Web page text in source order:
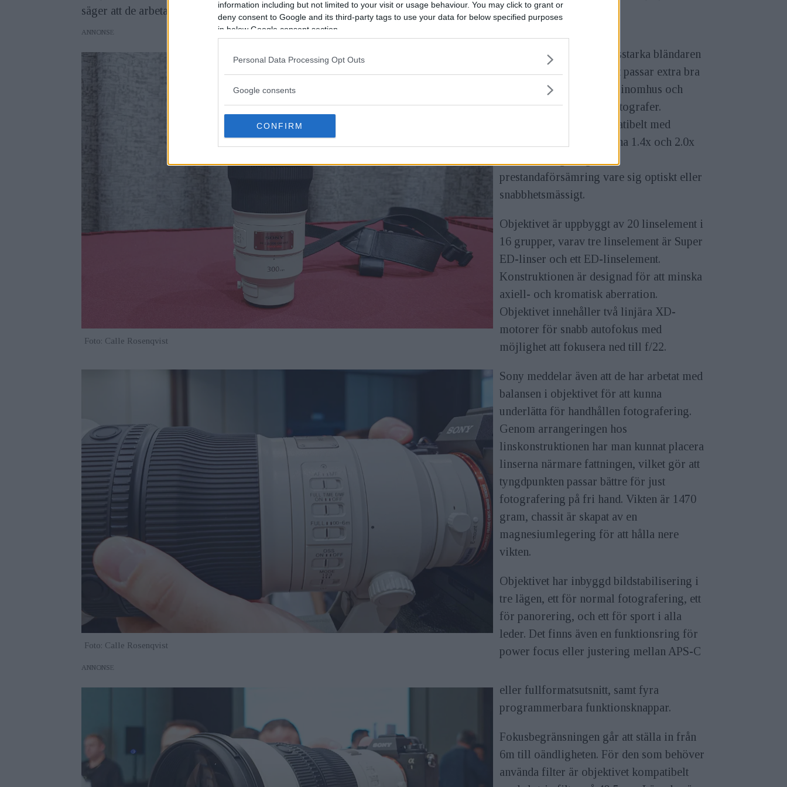
information including but not limited to your visit or usage behaviour. You may click to grant or
deny consent to Google and its third-party tags to use your data for below specified purposes
in below Google consent section.
Personal Data Processing Opt Outs
Google consents
CONFIRM
säger att de arbetat hård med hos nya Sony FE 300mm F2,8 GM OSS.
ANNONS
Foto: Calle Rosenqvist
Brännvidden och den ljusstarka bländaren
på f/2,8 gör att objektivet passar extra bra
för sportfotografer både inomhus och
utomhus, samt wildlifefotografer.
Objektivet är även kompatibelt med
befintliga telekonvertrarna 1.4x och 2.0x
prestandaförsämring vare sig optiskt eller
snabbhetsmässigt.
Objektivet är uppbyggt av 20 linselement i
16 grupper, varav tre linselement är Super
ED-linser och ett ED-linselement.
Konstruktionen är designad för att minska
axiell- och kromatisk aberration.
Objektivet innehåller två linjära XD-
motorer för snabb autofokus med
möjlighet att fokusera ned till f/22.
Foto: Calle Rosenqvist
Sony meddelar även att de har arbetat med
balansen i objektivet för att kunna
underlätta för handhållen fotografering.
Genom arrangeringen hos
linskonstruktionen har man kunnat placera
linserna närmare fattningen, vilket gör att
tyngdpunkten passar bättre för just
fotografering på fri hand. Vikten är 1470
gram, chassit är skapat av en
magnesiumlegering för att hålla nere
vikten.
ANNONS
Objektivet har inbyggd bildstabilisering i
tre lägen, ett för normal fotografering, ett
för panorering, och ett för sport i alla
leder. Det finns även en funktionsring för
power focus eller justering mellan APS-C
eller fullformatsutsnitt, samt fyra
programmerbara funktionsknappar.
Fokusbegränsningen går att ställa in från
6m till oändligheten. För den som behöver
använda filter är objektivet kompatibelt